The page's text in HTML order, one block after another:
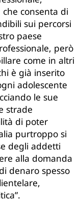
consenta di
sui percorsi
paese
però
come in altri
è già inserito
adolescente
le sue
strade
di poter
purtroppo si
degli addetti
alla domanda
denaro spesso